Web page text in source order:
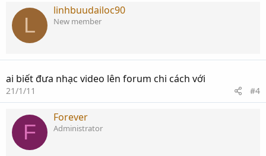
L
linhbuudailoc90
New member
ai biết đưa nhạc video lên forum chi cách với
21/1/11 #4
F
Forever
Administrator